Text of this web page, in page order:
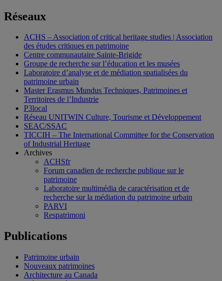
Réseaux
ACHS – Association of critical heritage studies | Association
des études critiques en patrimoine
Centre communautaire Sainte-Brigide
Groupe de recherche sur l’éducation et les musées
Laboratoire d’analyse et de médiation spatialisées du
patrimoine urbain
Master Erasmus Mundus Techniques, Patrimoines et
Territoires de l’Industrie
P3local
Réseau UNITWIN Culture, Tourisme et Développement
SEAC/SSAC
TICCIH – The International Committee for the Conservation
of Industrial Heritage
Archives
ACHSfr
Forum canadien de recherche publique sur le
patrimoine
Laboratoire multimédia de caractérisation et de
recherche sur la médiation du patrimoine urbain
PARVI
Respatrimoni
Publications
Patrimoine urbain
Nouveaux patrimoines
Architecture au Canada